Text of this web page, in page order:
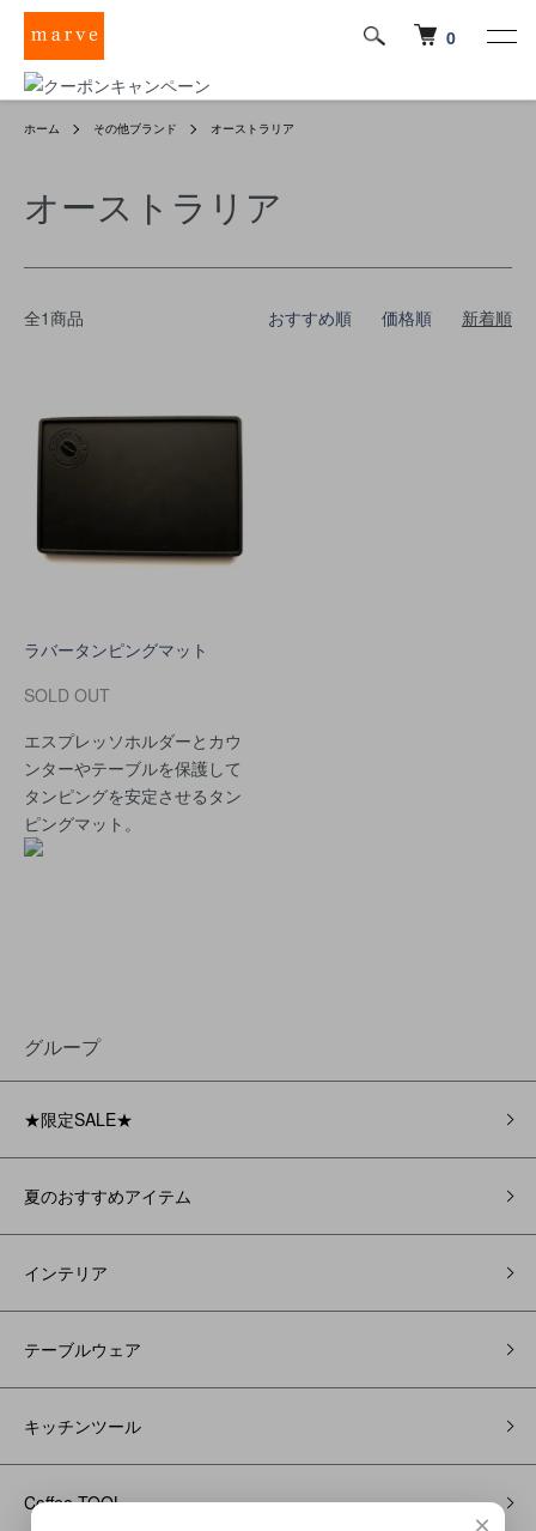
0
ホーム その他ブランド オーストラリア
オーストラリア
全1商品 おすすめ順 価格順 新着順
ラバータンピングマット
SOLD OUT
エスプレッソホルダーとカウ
ンターやテーブルを保護して
タンピングを安定させるタン
ピングマット。
グループ
★限定SALE★
夏のおすすめアイテム
インテリア
テーブルウェア
キッチンツール
Coffee TOOL